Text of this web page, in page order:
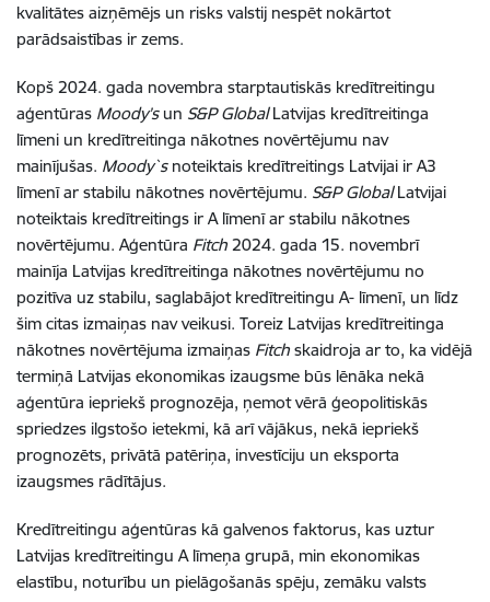
kvalitātes aizņēmējs un risks valstij nespēt nokārtot
parādsaistības ir zems.
Kopš 2024. gada novembra starptautiskās kredītreitingu
aģentūras Moody’sun S&P GlobalLatvijas kredītreitinga
līmeni un kredītreitinga nākotnes novērtējumu nav
mainījušas. Moody`snoteiktais kredītreitings Latvijai ir A3
līmenī ar stabilu nākotnes novērtējumu. S&P GlobalLatvijai
noteiktais kredītreitings ir A līmenī ar stabilu nākotnes
novērtējumu. Aģentūra Fitch2024. gada 15. novembrī
mainīja Latvijas kredītreitinga nākotnes novērtējumu no
pozitīva uz stabilu, saglabājot kredītreitingu A- līmenī, un līdz
šim citas izmaiņas nav veikusi. Toreiz Latvijas kredītreitinga
nākotnes novērtējuma izmaiņas Fitchskaidroja ar to, ka vidējā
termiņā Latvijas ekonomikas izaugsme būs lēnāka nekā
aģentūra iepriekš prognozēja, ņemot vērā ģeopolitiskās
spriedzes ilgstošo ietekmi, kā arī vājākus, nekā iepriekš
prognozēts, privātā patēriņa, investīciju un eksporta
izaugsmes rādītājus.
Kredītreitingu aģentūras kā galvenos faktorus, kas uztur
Latvijas kredītreitingu A līmeņa grupā, min ekonomikas
elastību, noturību un pielāgošanās spēju, zemāku valsts